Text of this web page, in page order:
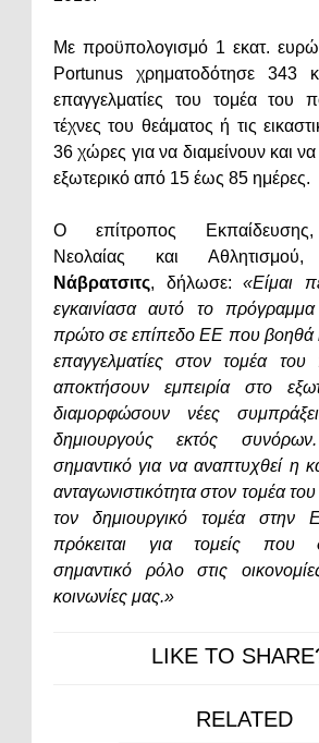
Με προϋπολογισμό 1 εκατ.
Portunus χρηματοδότησε 343
επαγγελματίες του τομέα του
τέχνες του θεάματος ή τις
36 χώρες για να διαμείνουν και
εξωτερικό από 15 έως 85 ημέρες.
Ο επίτροπος Εκπαίδευσης,
Νεολαίας και
Νάβρατσιτς, δήλωσε: «Είμαι
εγκαινίασα αυτό το
πρώτο σε επίπεδο ΕΕ που βοηθά
επαγγελματίες στον τομέα του
αποκτήσουν εμπειρία στο
διαμορφώσουν νέες
δημιουργούς εκτός
σημαντικό για να αναπτυχθεί η
ανταγωνιστικότητα στον τομέα
τον δημιουργικό τομέα στην
πρόκειται για τομείς που
σημαντικό ρόλο στις
κοινωνίες μας.»
LIKE TO
RELATED